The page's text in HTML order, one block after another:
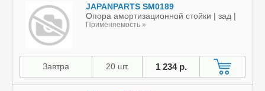
JAPANPARTS SM0189
Опора амортизационной стойки | зад |
Применяемость »
Завтра 20 шт. 1 234 р.